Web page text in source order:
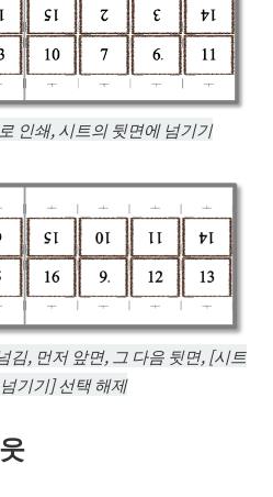
인쇄, 시트의 뒷면에 넘기기
김, 먼저 앞면, 그 다음 뒷면, [시트
기기] 선택 해제